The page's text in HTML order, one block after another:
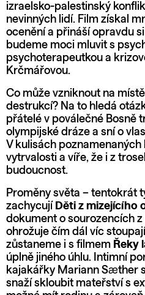
izraelsko-palestinský
nevinných lidí. Film získal
ocenění a přináší opravdu
budeme moci mluvit s
psychoterapeutkou a
Krčmářovou.
Co může vzniknout na
destrukcí? Na to hledá
přátelé v poválečné Bosně
olympijské dráze a sní o
V kulisách
vytrvalosti a víře, že i z
budoucnost.
Proměny světa – tentokrát
zachycují Děti z mizejícího
dokument o sourozencích
ohrožuje čím dál víc
zůstaneme i s filmem Řeky
úplně jiného úhlu. Intimní
kajakářky Mariann Sæther
snaží skloubit mateřství s